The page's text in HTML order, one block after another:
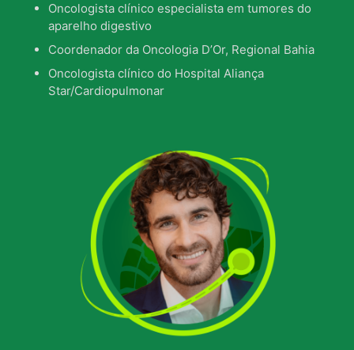
Oncologista clínico especialista em tumores do
aparelho digestivo
Coordenador da Oncologia D’Or, Regional Bahia
Oncologista clínico do Hospital Aliança
Star/Cardiopulmonar